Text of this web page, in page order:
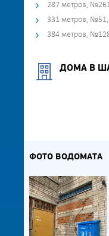
287 метров,
331 метров, №51,
384 метров,
ДОМА В
ФОТО ВОДОМАТА